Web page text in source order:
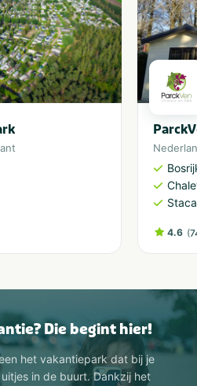
4.6 (
Die begint hier!
het vakantiepark dat bij je
in de buurt. Dankzij het